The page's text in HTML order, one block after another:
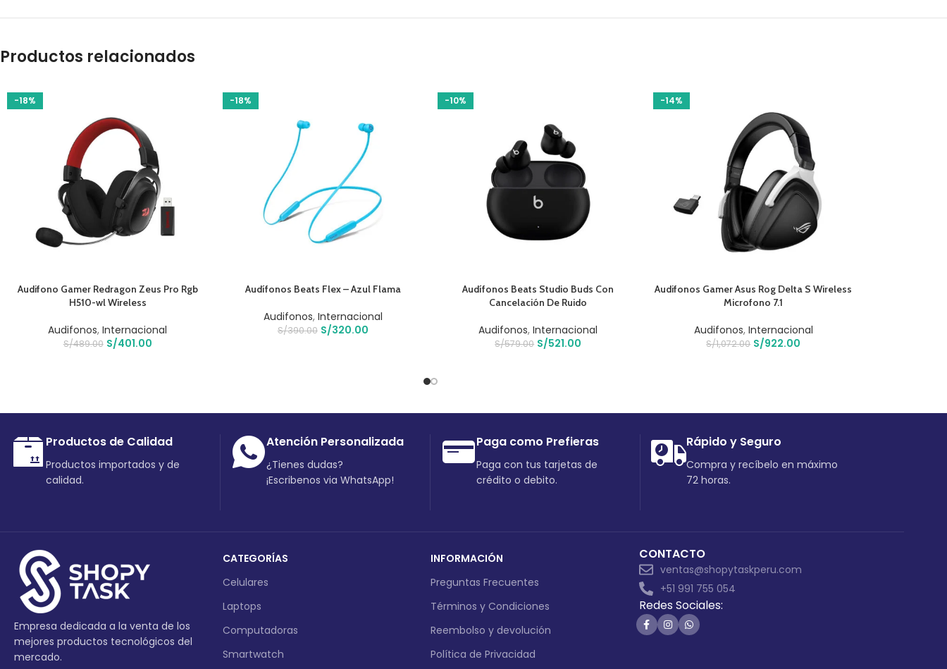
Productos relacionados
-18%
AÑADIR AL CARRITO
Audifono Gamer Redragon Zeus Pro Rgb
H510-wl Wireless
Audifonos,Internacional
S/489.00 S/401.00
-18%
AÑADIR AL CARRITO
Audífonos Beats Flex – Azul Flama
Audifonos, Internacional
S/390.00 S/320.00
-10%
AÑADIR AL CARRITO
Audífonos Beats Studio Buds Con
Cancelación De Ruido
Audifonos,Internacional
S/579.00 S/521.00
-14%
AÑADIR AL CARRITO
Audifonos Gamer Asus Rog Delta S Wireless
Microfono 7.1
Audifonos, Internacional
S/1,072.00 S/922.00
Productos de Calidad
Productos importados y de
calidad.
Atención Personalizada
¿Tienes dudas?
¡Escribenos via WhatsApp!
Paga como Prefieras
Paga con tus tarjetas de
crédito o debito.
Rápido y Seguro
Compra y recíbelo en máximo
72 horas.
Empresa dedicada a la venta de los
mejores productos tecnológicos del
mercado.
CATEGORÍAS
Celulares
Laptops
Computadoras
Smartwatch
INFORMACIÓN
Preguntas Frecuentes
Términos y Condiciones
Reembolso y devolución
Política de Privacidad
CONTACTO
ventas@shopytaskperu.com
+51 991 755 054
Redes Sociales: